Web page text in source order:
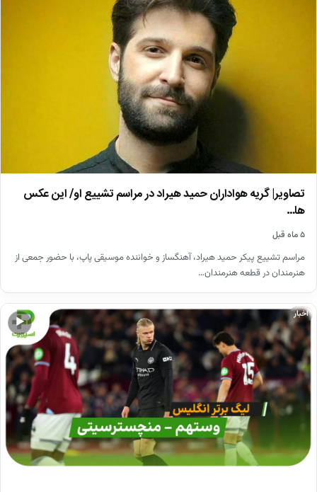
تصاویر| گریه هواداران حمید هیراد در مراسم تشییع او/ این عکس
ها…
۵ ماه قبل
مراسم تشییع پیکر حمید هیراد، آهنگساز و خواننده موسیقی پاپ، با حضور جمعی از
هنرمندان در قطعه هنرمندان…
▶
اخبار